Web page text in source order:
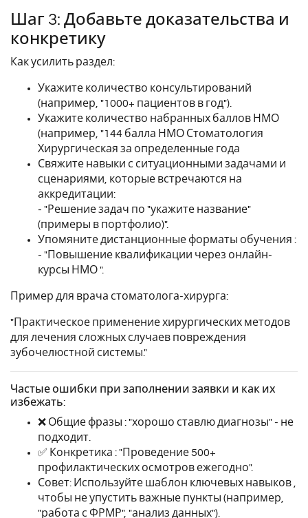
Шаг 3: Добавьте доказательства и
конкретику
Как усилить раздел:
Укажите количество консультирований
(например, "1000+ пациентов в год").
Укажите количество набранных баллов НМО
(например, "144 балла НМО Стоматология
Хирургическая за определенные года
Свяжите навыки с ситуационными задачами и
сценариями, которые встречаются на
аккредитации:
- "Решение задач по "укажите название"
(примеры в портфолио)".
Упомяните дистанционные форматы обучения :
- "Повышение квалификации через онлайн-
курсы НМО ".
Пример для врача стоматолога-хирурга:
"Практическое применение хирургических методов
для лечения сложных случаев повреждения
зубочелюстной системы."
Частые ошибки при заполнении заявки и как их
избежать:
❌ Общие фразы : "хорошо ставлю диагнозы" - не
подходит.
✅ Конкретика : "Проведение 500+
профилактических осмотров ежегодно".
Совет: Используйте шаблон ключевых навыков ,
чтобы не упустить важные пункты (например,
"работа с ФРМР", "анализ данных").